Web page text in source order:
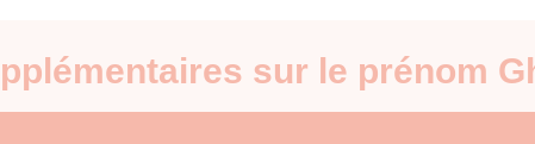
sur le prénom